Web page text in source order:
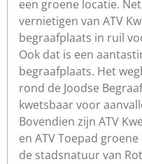
een groene locatie.
vernietigen van ATV
begraafplaats in ruil
Ook dat is een
begraafplaats. Het
rond de Joodse
kwetsbaar voor
Bovendien zijn ATV
en ATV Toepad
de stadsnatuur van